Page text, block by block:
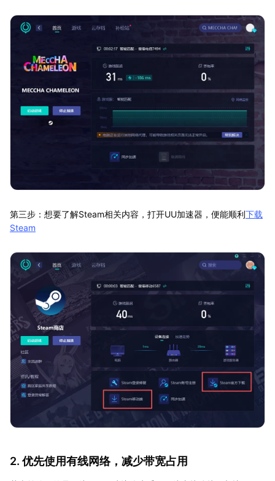
第三步：想要了解Steam相关内容，打开UU加速器，便能顺利下载
Steam
2. 优先使用有线网络，减少带宽占用